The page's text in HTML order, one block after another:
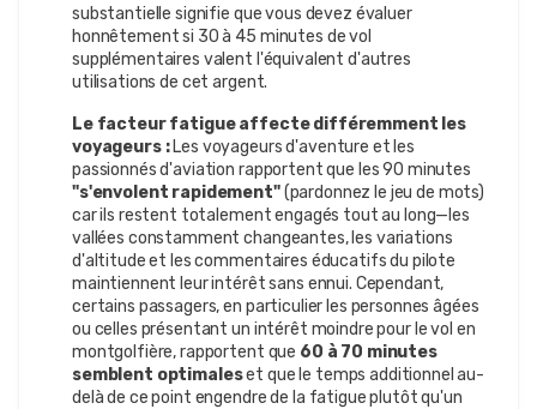
substantielle signifie que vous devez évaluer
honnêtement si 30 à 45 minutes de vol
supplémentaires valent l'équivalent d'autres
utilisations de cet argent.
Le facteur fatigue affecte différemment les
voyageurs :Les voyageurs d'aventure et les
passionnés d'aviation rapportent que les 90 minutes
"s'envolent rapidement"(pardonnez le jeu de mots)
car ils restent totalement engagés tout au long—les
vallées constamment changeantes, les variations
d'altitude et les commentaires éducatifs du pilote
maintiennent leur intérêt sans ennui. Cependant,
certains passagers, en particulier les personnes âgées
ou celles présentant un intérêt moindre pour le vol en
montgolfière, rapportent que 60 à 70 minutes
semblent optimaleset que le temps additionnel au-
delà de ce point engendre de la fatigue plutôt qu'un